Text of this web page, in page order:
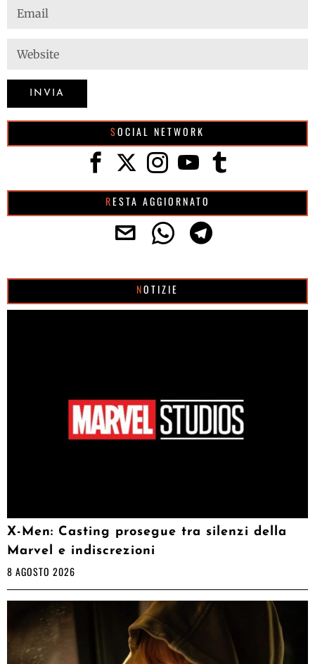
SOCIAL NETWORK
RESTA AGGIORNATO
NOTIZIE
X-Men: Casting prosegue tra silenzi della
Marvel e indiscrezioni
8 AGOSTO 2026